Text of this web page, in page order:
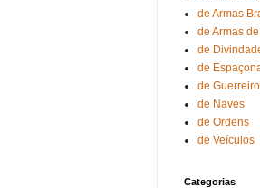
de Armas
de Armas
de
de
de
de Naves
de Ordens
de Veículos
Categorias